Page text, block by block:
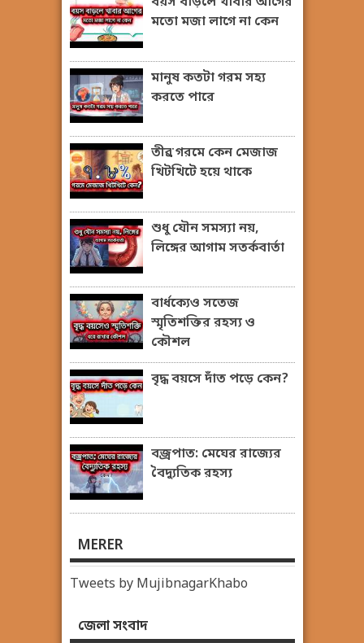
মতো মজা লাগে না কেন
মানুষ কতটা গরম সহ্য
করতে পারে
তীব্র গরমে কেন মেজাজ
খিটখিটে হয়ে থাকে
শুধু যৌন সমস্যা নয়,
লিঙ্গের আগাম সতর্কবার্তা
বার্ধক্যেও সতেজ
স্মৃতিশক্তির রহস্য ও
কৌশল
বৃদ্ধ বয়সে দাঁত পড়ে কেন?
বজ্রপাত: মেঘের রাজ্যের
বৈদ্যুতিক রহস্য
MERER
Tweets by MujibnagarKhabo
জেলা সংবাদ